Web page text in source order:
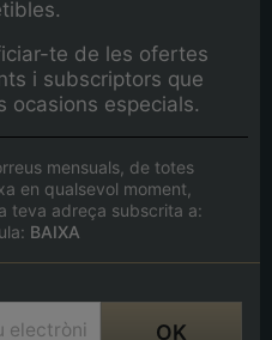
te de les ofertes
i subscriptors que
ocasions especials.
mensuals, de totes
en qualsevol moment,
teva adreça subscrita a:
BAIXA